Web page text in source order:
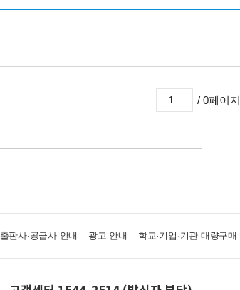
/ 0페이지
출판사·공급사 안내 광고 안내 학교·기업·기관 대량구매